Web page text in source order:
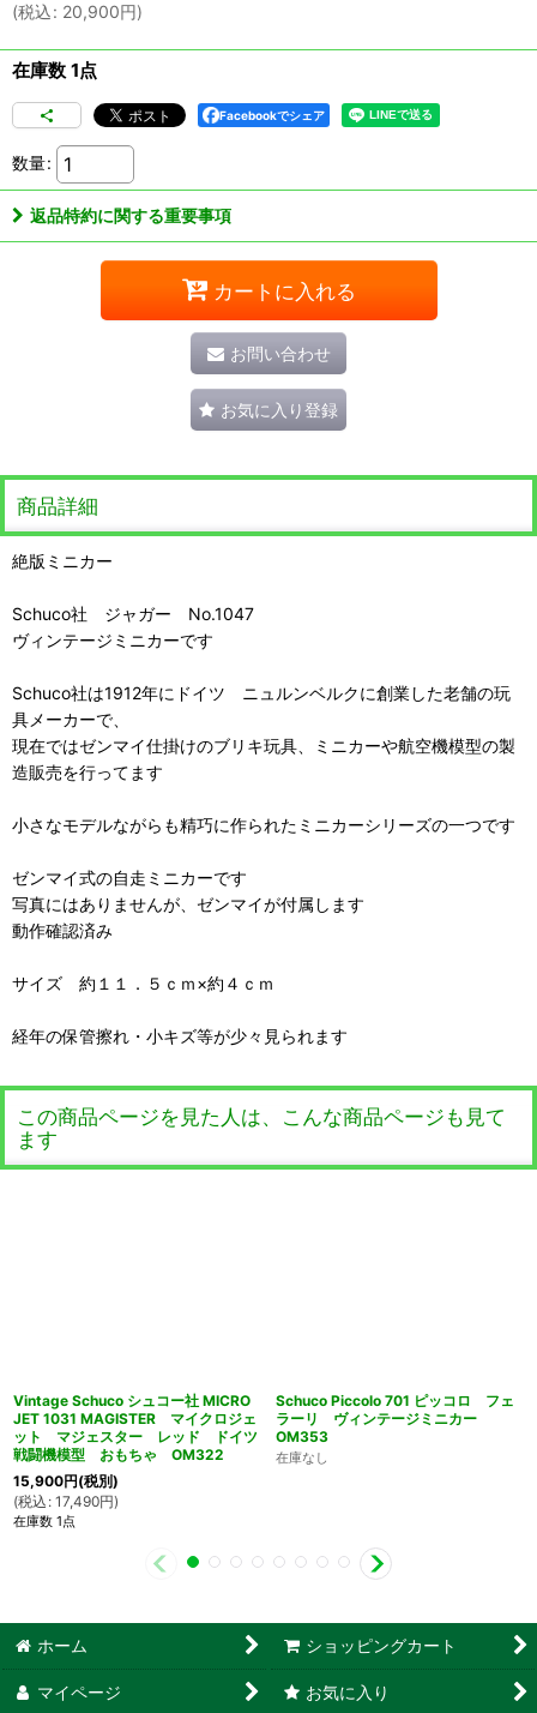
(税込: 20,900円)
在庫数 1点
Facebookでシェア
数量:
返品特約に関する重要事項
カートに入れる
お問い合わせ
お気に入り登録
商品詳細
絶版ミニカー
Schuco社 ジャガー No.1047
ヴィンテージミニカーです
Schuco社は1912年にドイツ ニュルンベルクに創業した老舗の玩
具メーカーで、
現在ではゼンマイ仕掛けのブリキ玩具、ミニカーや航空機模型の製
造販売を行ってます
小さなモデルながらも精巧に作られたミニカーシリーズの一つです
ゼンマイ式の自走ミニカーです
写真にはありませんが、ゼンマイが付属します
動作確認済み
サイズ 約１１．５ｃｍ×約４ｃｍ
経年の保管擦れ・小キズ等が少々見られます
この商品ページを見た人は、こんな商品ページも見て
ます
Vintage Schuco シュコー社 MICRO
JET 1031 MAGISTER マイクロジェ
ット マジェスター レッド ドイツ
戦闘機模型 おもちゃ OM322
15,900円(税別)
(税込 : 17,490円)
在庫数 1点
Schuco Piccolo 701 ピッコロ フェ
ラーリ ヴィンテージミニカー
OM353
在庫なし
ホーム ショッピングカート
マイページ お気に入り